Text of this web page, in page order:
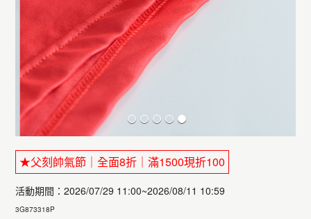
★父刻帥氣節｜全面8折｜滿1500現折100
活動期間：2026/07/29 11:00~2026/08/11 10:59
3G873318P